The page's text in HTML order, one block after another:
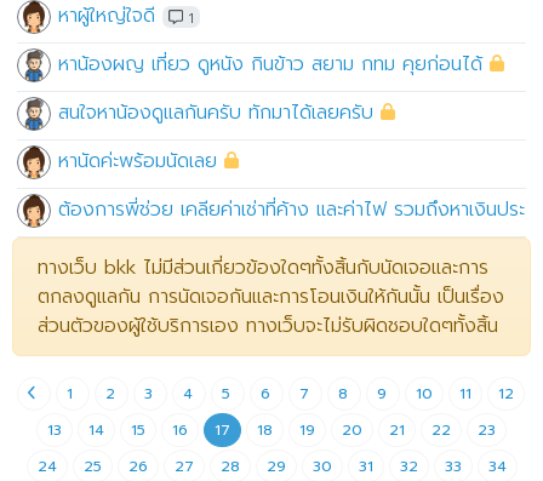
หาผู้ใหญ่ใจดี
1
หาน้องผญ เที่ยว ดูหนัง กินข้าว สยาม กทม คุยก่อนได้
สนใจหาน้องดูแลกันครับ ทักมาได้เลยครับ
หานัดค่ะพร้อมนัดเลย
ต้องการพี่ช่วย เคลียค่าเช่าที่ค้าง และค่าไฟ รวมถึงหาเงินประ
ทางเว็บ bkk ไม่มีส่วนเกี่ยวข้องใดๆทั้งสิ้นกับนัดเจอและการ
ตกลงดูแลกัน การนัดเจอกันและการโอนเงินให้กันนั้น เป็นเรื่อง
ส่วนตัวของผู้ใช้บริการเอง ทางเว็บจะไม่รับผิดชอบใดๆทั้งสิ้น
1 2 3 4 5 6 7 8 9 10 11
12
13
14 15 16 17 18 19 20 21 22
23
24
25 26 27 28 29 30 31 32 33
34